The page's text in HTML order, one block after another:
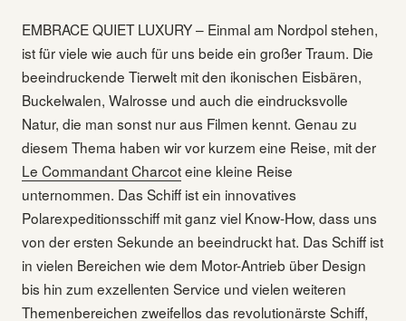
EMBRACE QUIET LUXURY – Einmal am Nordpol stehen,
ist für viele wie auch für uns beide ein großer Traum. Die
beeindruckende Tierwelt mit den ikonischen Eisbären,
Buckelwalen, Walrosse und auch die eindrucksvolle
Natur, die man sonst nur aus Filmen kennt. Genau zu
diesem Thema haben wir vor kurzem eine Reise, mit der
Le Commandant Charcoteine kleine Reise
unternommen. Das Schiff ist ein innovatives
Polarexpeditionsschiff mit ganz viel Know-How, dass uns
von der ersten Sekunde an beeindruckt hat. Das Schiff ist
in vielen Bereichen wie dem Motor-Antrieb über Design
bis hin zum exzellenten Service und vielen weiteren
Themenbereichen zweifellos das revolutionärste Schiff,